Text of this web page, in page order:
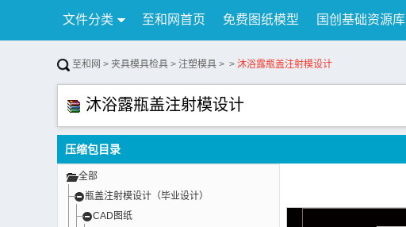
文件分类 至和网首页 免费图纸模型 国创基础资源库
行业资讯 公告 联系我们
至和网 > 夹具模具检具 > 注塑模具 > > 沐浴露瓶盖注射模设计
沐浴露瓶盖注射模设计
压缩包目录
全部
瓶盖注射模设计（毕业设计）
CAD图纸